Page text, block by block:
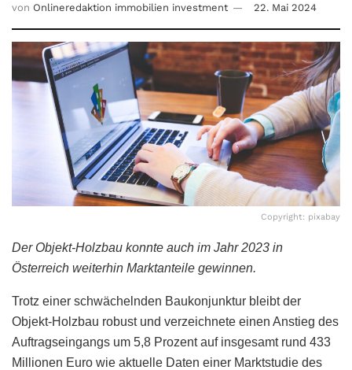
von Onlineredaktion immobilien investment 22. Mai 2024
Copyright: pixabay
Der Objekt-Holzbau konnte auch im Jahr 2023 in
Österreich weiterhin Marktanteile gewinnen.
Trotz einer schwächelnden Baukonjunktur bleibt der
Objekt-Holzbau robust und verzeichnete einen Anstieg des
Auftragseingangs um 5,8 Prozent auf insgesamt rund 433
Millionen Euro wie aktuelle Daten einer Marktstudie des